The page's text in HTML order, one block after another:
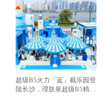
超级B5火力「蓝」截乐园登
陆长沙，理肤泉超级B5精华